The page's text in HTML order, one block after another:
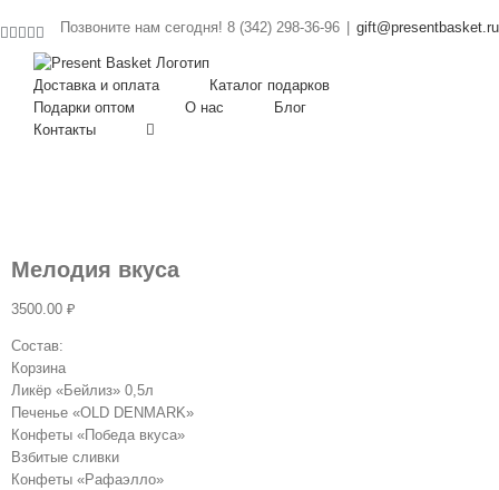
Facebook
Twitter
Instagram
Google+Позвоните нам сегодня! 8 (342) 298-36-96 gift@presentbasket.ru
Доставка и оплата
Каталог подарков
Подарки оптом
О нас
Блог
Контакты
Мелодия вкуса
3500.00 ₽
Состав:
Корзина
Ликёр «Бейлиз» 0,5л
Печенье «OLD DENMARK»
Конфеты «Победа вкуса»
Взбитые сливки
Конфеты «Рафаэлло»